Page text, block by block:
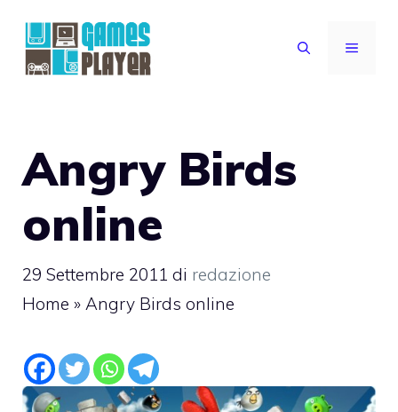
contenuto
MENU
Angry Birds
online
29 Settembre 2011 di redazione
Home » Angry Birds online